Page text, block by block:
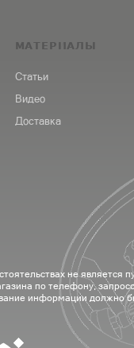
МАТЕРИАЛЫ
Статьи
Видео
Доставка
не
по телефону,
информации должно